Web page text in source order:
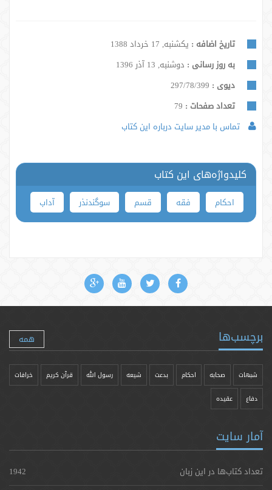
تاریخ اضافه : یکشنبه, 17 خرداد 1388
به روز رسانی : دوشنبه, 13 آذر 1396
دیوی : 297/78/399
تعداد صفحات :
تماس با مدیر سایت درباره این کتاب
کلیدواژه‌های این کتاب
احکام فقه قسم سوگندنذر آداب
برچسب‌ها همه
شبهات صحابه احکام بدعت شیعه رسول الله قرآن کریم خرافات
دفاع عقیده
آمار سایت
تعداد کتاب‌ها در این زبان 1942